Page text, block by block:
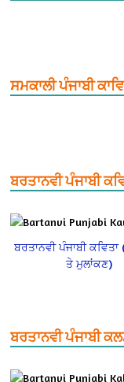
ਸਮਕਾਲੀ ਪੰਜਾਬੀ
ਬਰਤਾਨਵੀ ਪੰਜਾਬੀ
ਬਰਤਾਨਵੀ ਪੰਜਾਬੀ
ਤੇ ਮੁਲਾਂਕਣ)
ਬਰਤਾਨਵੀ ਪੰਜਾਬੀ